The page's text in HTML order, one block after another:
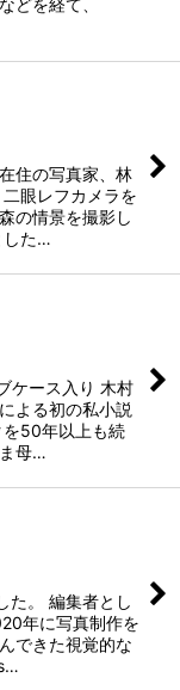
の写真家、林
眼レフカメラを
の情景を撮影し
した…
ース入り 木村
よる初の私小説
を50年以上も続
母…
た。 編集者とし
年に写真制作を
できた視覚的な